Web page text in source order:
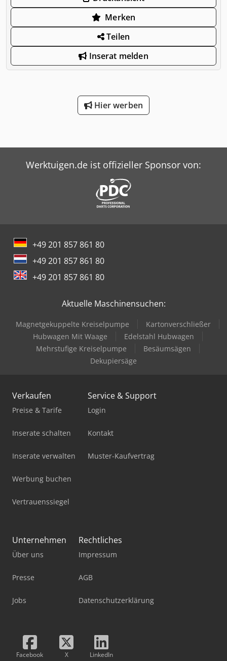
Merken
Teilen
Inserat melden
Hier werben
Werktuigen.de ist offizieller Sponsor von:
+49 201 857 861 80
+49 201 857 861 80
+49 201 857 861 80
Aktuelle Maschinensuchen:
Magnetgekuppelte Kreiselpumpe
Kartonverschließer
Hubwagen Mit Waage
Edelstahl Hubwagen
Mehrstufige Kreiselpumpe
Besäumsägen
Dekupiersäge
Verkaufen
Preise & Tarife
Inserate schalten
Inserate verwalten
Werbung buchen
Vertrauenssiegel
Service & Support
Login
Kontakt
Muster-Kaufvertrag
Unternehmen
Über uns
Presse
Jobs
Rechtliches
Impressum
AGB
Datenschutzerklärung
Facebook X LinkedIn